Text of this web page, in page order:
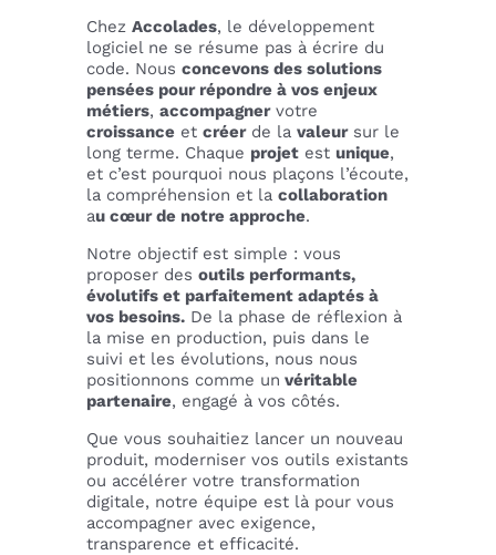
Chez Accolades, le développement
logiciel ne se résume pas à écrire du
code. Nous concevons des solutions
pensées pour répondre à vos enjeux
métiers, accompagnervotre
croissance et créerde la valeursur le
long terme. Chaque projet est unique,
et c’est pourquoi nous plaçons l’écoute,
la compréhension et la collaboration
au cœur de notre approche.
Notre objectif est simple : vous
proposer des outils performants,
évolutifs et parfaitement adaptés à
vos besoins. De la phase de réflexion à
la mise en production, puis dans le
suivi et les évolutions, nous nous
positionnons comme un véritable
partenaire, engagé à vos côtés.
Que vous souhaitiez lancer un nouveau
produit, moderniser vos outils existants
ou accélérer votre transformation
digitale, notre équipe est là pour vous
accompagner avec exigence,
transparence et efficacité.